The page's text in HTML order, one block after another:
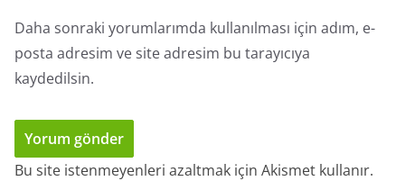
Daha sonraki yorumlarımda kullanılması için adım, e-
posta adresim ve site adresim bu tarayıcıya
kaydedilsin.
Bu site istenmeyenleri azaltmak için Akismet kullanır.